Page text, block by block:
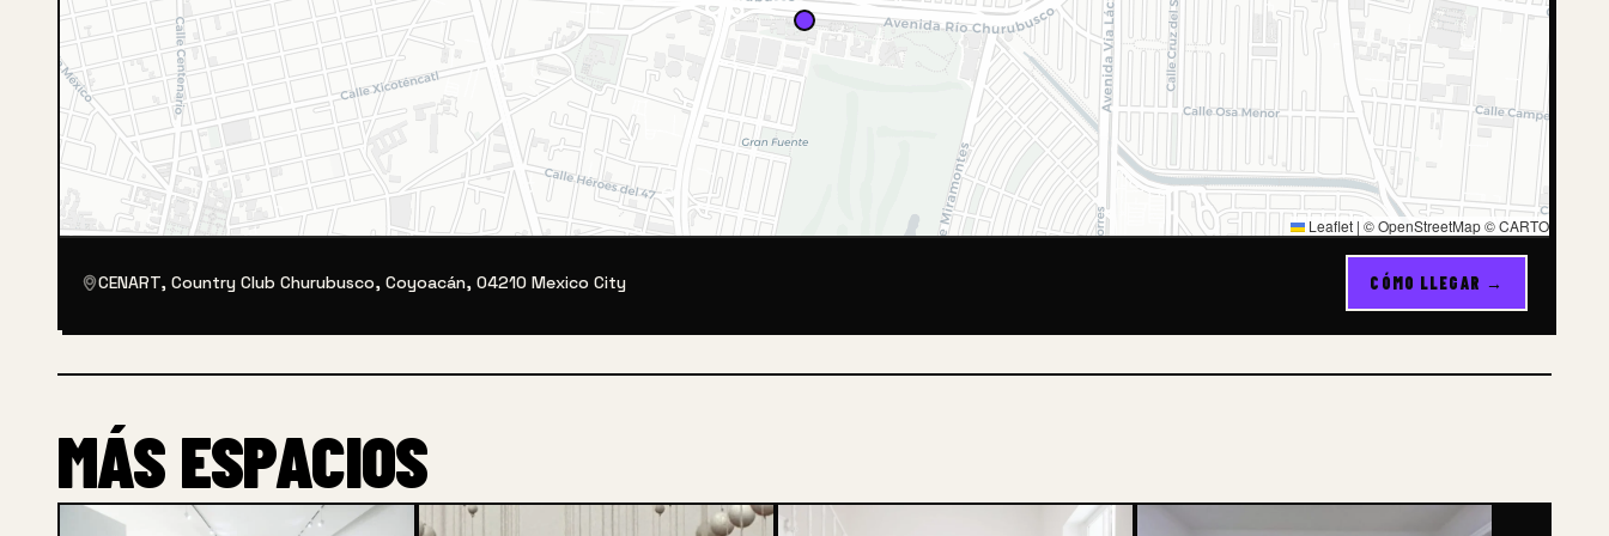
Leaflet | © OpenStreetMap © CARTO
CENART, Country Club Churubusco, Coyoacán, 04210 Mexico City CÓMO LLEGAR →
MÁS ESPACIOS